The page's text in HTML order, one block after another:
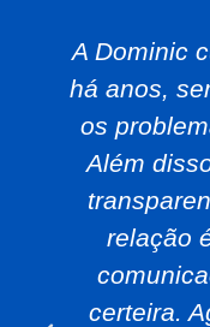
A Dominic
há anos,
os
Além
relação
certeira.